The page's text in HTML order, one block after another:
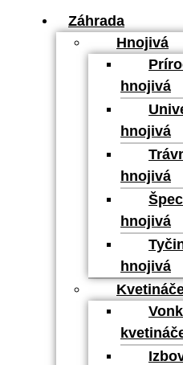
Záhrada
Hnojivá
hnojivá
hnojivá
hnojivá
hnojivá
hnojivá
Izbové kvetináče
Potreby na
Domáca
Kufre na náradie
Hamburger Toggle Menu
»Ako si
Ako si vybrať